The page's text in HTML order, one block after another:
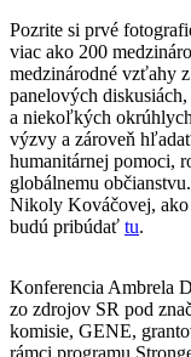
Pozrite si prvé
viac ako 200
medzinárodné vzťahy
panelových
a niekoľkých
výzvy a zároveň
humanitárnej pomoci,
globálnemu
Nikoly Kováčovej, ako
budú pribúdať tu.
Konferencia Ambrela
zo zdrojov SR pod
komisie, GENE,
rámci programu